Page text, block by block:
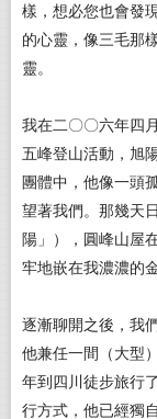
樣，想必您也會發
的心靈，像三毛那
靈。
我在二〇〇六年四
五峰登山活動，旭
團體中，他像一頭
望著我們。那幾天
陽」），圓峰山屋
牢地嵌在我濃濃的
逐漸聊開之後，我
他兼任一間（大型
年到四川徒步旅行
行方式，他已經獨